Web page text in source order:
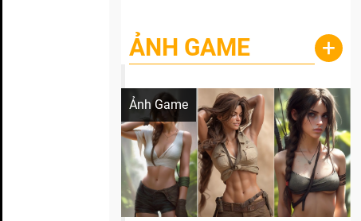
ẢNH GAME +
Ảnh Game
Lala Croft vừa nóng vừa xinh dưới nét vẽ
Khi AI Cosplay gái đẹp One Piece